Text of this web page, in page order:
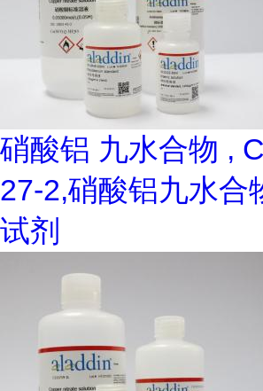
硝酸铝 九水合物 ,
27-2,硝酸铝九水合
试剂